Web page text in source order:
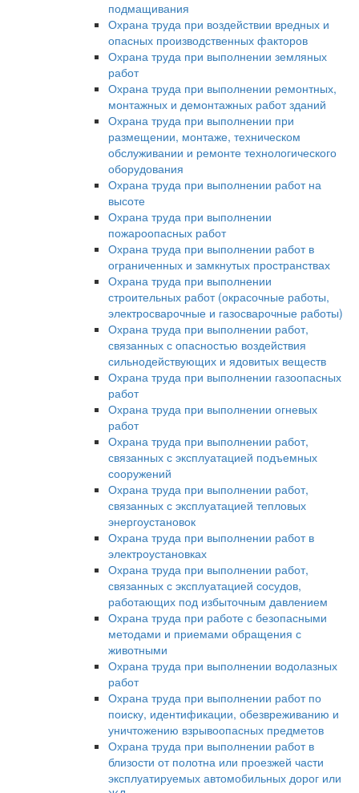
подмащивания
Охрана труда при воздействии вредных и
опасных производственных факторов
Охрана труда при выполнении земляных
работ
Охрана труда при выполнении ремонтных,
монтажных и демонтажных работ зданий
Охрана труда при выполнении при
размещении, монтаже, техническом
обслуживании и ремонте технологического
оборудования
Охрана труда при выполнении работ на
высоте
Охрана труда при выполнении
пожароопасных работ
Охрана труда при выполнении работ в
ограниченных и замкнутых пространствах
Охрана труда при выполнении
строительных работ (окрасочные работы,
электросварочные и газосварочные работы)
Охрана труда при выполнении работ,
связанных с опасностью воздействия
сильнодействующих и ядовитых веществ
Охрана труда при выполнении газоопасных
работ
Охрана труда при выполнении огневых
работ
Охрана труда при выполнении работ,
связанных с эксплуатацией подъемных
сооружений
Охрана труда при выполнении работ,
связанных с эксплуатацией тепловых
энергоустановок
Охрана труда при выполнении работ в
электроустановках
Охрана труда при выполнении работ,
связанных с эксплуатацией сосудов,
работающих под избыточным давлением
Охрана труда при работе с безопасными
методами и приемами обращения с
животными
Охрана труда при выполнении водолазных
работ
Охрана труда при выполнении работ по
поиску, идентификации, обезвреживанию и
уничтожению взрывоопасных предметов
Охрана труда при выполнении работ в
близости от полотна или проезжей части
эксплуатируемых автомобильных дорог или